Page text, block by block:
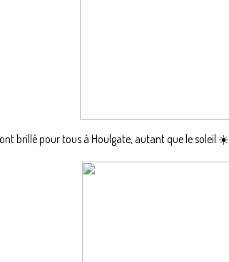
brillé pour tous à Houlgate, autant que le soleil ☀️